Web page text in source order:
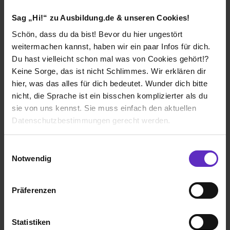
Sag „Hi!“ zu Ausbildung.de & unseren Cookies!
Schön, dass du da bist! Bevor du hier ungestört
weitermachen kannst, haben wir ein paar Infos für dich.
Du hast vielleicht schon mal was von Cookies gehört!?
Keine Sorge, das ist nicht Schlimmes. Wir erklären dir
hier, was das alles für dich bedeutet. Wunder dich bitte
nicht, die Sprache ist ein bisschen komplizierter als du
sie von uns kennst. Sie muss einfach den aktuellen
Datenschutzbestimmungen gerecht werden.
Benutzung der Webseite getroffenen Einstellungen zu
Webseite zu analysieren („Statistiken“), um
Notwendig
Präferenzen
Statistiken
Verdienst
1. Ausbildungsjahr:
1600€
2. Ausbildungsjahr:
1700€
3. Ausbildungsjahr:
1800€
4. Ausbildungsjahr:
Ich würde diese Firma